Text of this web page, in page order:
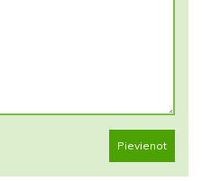
Pievienot